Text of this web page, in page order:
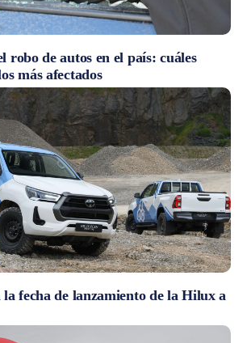
robo de autos en el país: cuáles
más afectados
fecha de lanzamiento de la Hilux a